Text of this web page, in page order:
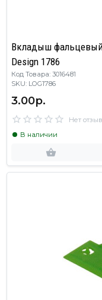
Вкладыш фальцевый
Design 1786
Код Товара: 3016481
SKU: LOG1786
3.00р.
Нет
В наличии